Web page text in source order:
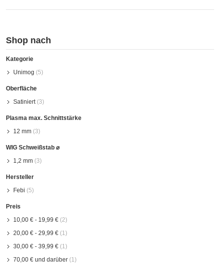
Shop nach
Kategorie
Unimog (5)
Oberfläche
Satiniert(3)
Plasma max. Schnittstärke
12 mm (3)
WIG Schweißstab ⌀
1,2 mm (3)
Hersteller
Febi (5)
Preis
10,00 € - 19,99 € (2)
20,00 € - 29,99 € (1)
30,00 € - 39,99 € (1)
70,00 € und darüber (1)